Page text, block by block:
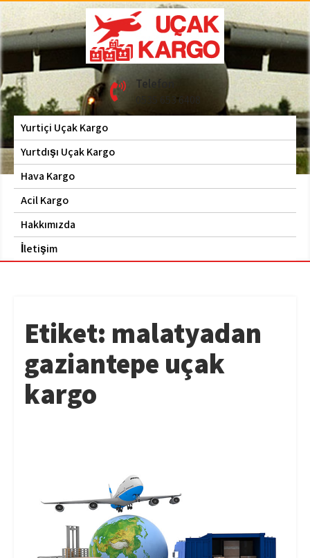
Skip
to
content
Hava Kargo | Acil Kargo
| 0535 653 6408
Uçak Kargo Telefon
0535 653 6408
Yurtiçi Uçak Kargo
Yurtdışı Uçak Kargo
Hava Kargo
Acil Kargo
Hakkımızda
İletişim
Etiket: malatyadan
gaziantepe uçak
kargo